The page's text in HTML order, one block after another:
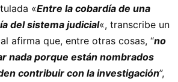
«Entre la cobardía de una
del sistema judicial«, transcribe un
afirma que, entre otras cosas, “no
nada porque están nombrados
contribuir con la investigación”,